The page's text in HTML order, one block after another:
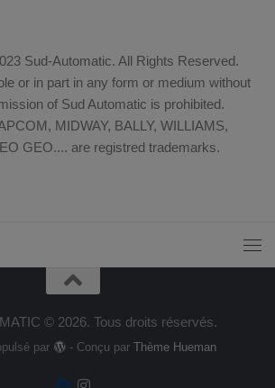
Sud-Automatic. All Rights Reserved.
or in part in any form or medium without
of Sud Automatic is prohibited.
MIDWAY, BALLY, WILLIAMS,
GEO.... are registred trademarks.
© 2026. Tous droits réservés.
par - Conçu par Thème Hueman